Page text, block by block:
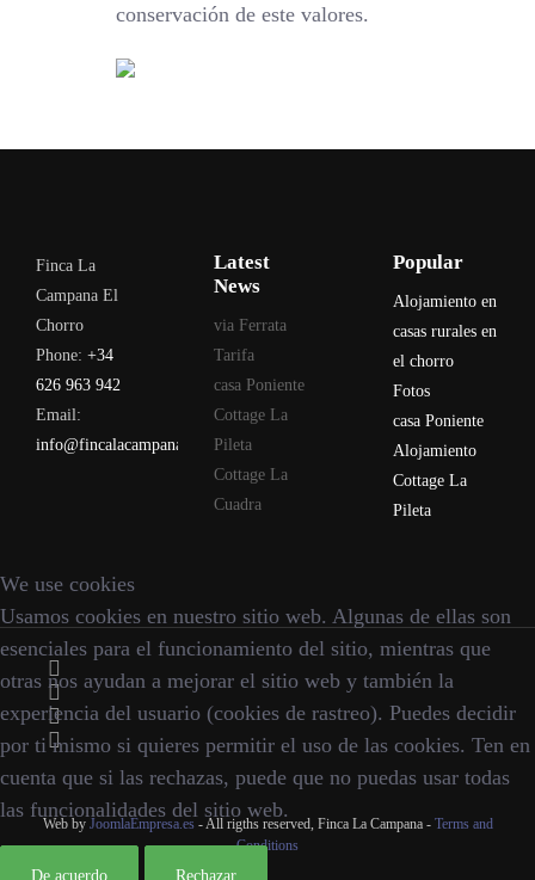
conservación de este valores.
Finca La
Campana El
Chorro
Phone: +34
626 963 942
Email:
info@fincalacampana.com
Latest
News
via Ferrata
Tarifa
casa Poniente
Cottage La
Pileta
Cottage La
Cuadra
Popular
Alojamiento en
casas rurales en
el chorro
Fotos
casa Poniente
Alojamiento
Cottage La
Pileta
Web by JoomlaEmpresa.es- All rigths reserved, Finca La Campana - Terms and
Conditions
We use cookies
Usamos cookies en nuestro sitio web. Algunas de ellas son
esenciales para el funcionamiento del sitio, mientras que
otras nos ayudan a mejorar el sitio web y también la
experiencia del usuario (cookies de rastreo). Puedes decidir
por ti mismo si quieres permitir el uso de las cookies. Ten en
cuenta que si las rechazas, puede que no puedas usar todas
las funcionalidades del sitio web.
De acuerdo Rechazar